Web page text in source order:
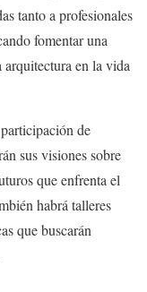
tanto a profesionales
fomentar una
en la vida
de
sus visiones sobre
que enfrenta el
habrá talleres
que buscarán